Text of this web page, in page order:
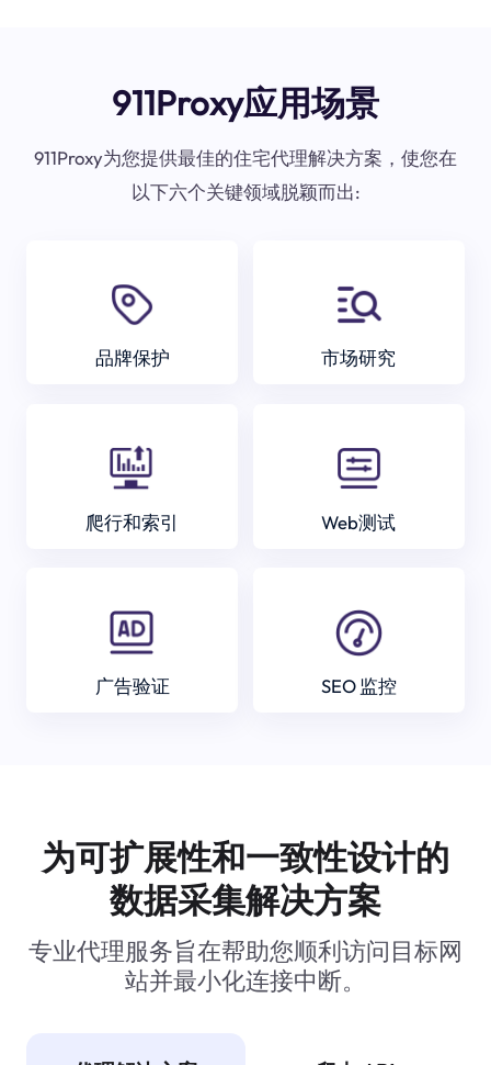
911Proxy应用场景
911Proxy为您提供最佳的住宅代理解决方案，使您在
以下六个关键领域脱颖而出:
品牌保护 市场研究
爬行和索引 Web测试
广告验证 SEO 监控
为可扩展性和一致性设计的
数据采集解决方案
专业代理服务旨在帮助您顺利访问目标网
站并最小化连接中断。